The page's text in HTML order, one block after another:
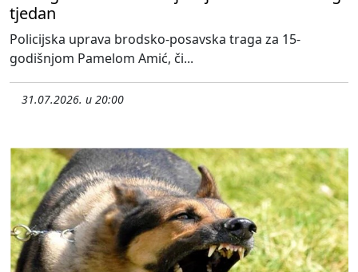
tjedan
Policijska uprava brodsko-posavska traga za 15-
godišnjom Pamelom Amić, či...
31.07.2026. u 20:00